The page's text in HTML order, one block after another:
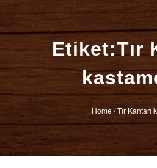
Etiket:Tır
Home/Tır Kantarı